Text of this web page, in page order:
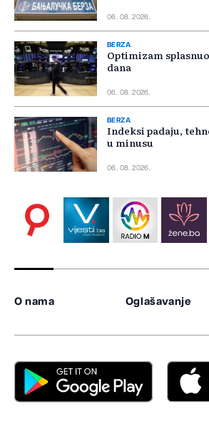
06. 08. 2026.
BERZA
Optimizam
dana
06. 08. 2026.
BERZA
Indeksi padaju,
u minusu
06. 08. 2026.
O nama Oglašavanje